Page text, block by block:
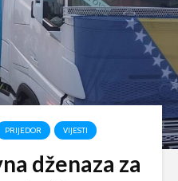
PRIJEDOR VIJESTI
dženaza za